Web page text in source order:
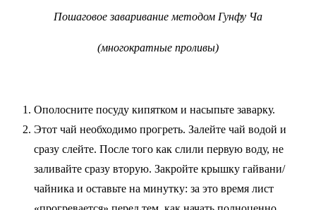
Пошаговое заваривание методом Гунфу Ча
(многократные проливы)
Ополосните посуду кипятком и насыпьте заварку.
Этот чай необходимо прогреть. Залейте чай водой и
сразу слейте. После того как слили первую воду, не
заливайте сразу вторую. Закройте крышку гайвани/
чайника и оставьте на минутку: за это время лист